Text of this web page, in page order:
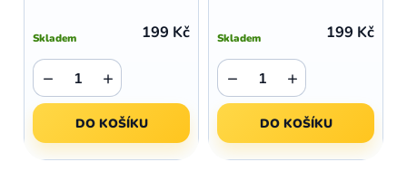
Skladem 199 Kč
+
−
DO KOŠÍKU
Skladem 199 Kč
+
−
DO KOŠÍKU